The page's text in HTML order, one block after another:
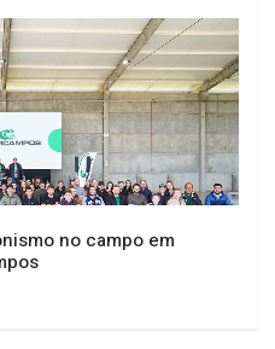
no campo em